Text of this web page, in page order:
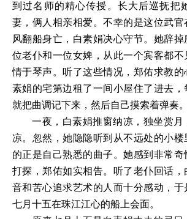
到过名师的精心传授。长大后巡抚把
妻，俩人相亲相爱。不幸的是这位武官
风翻船身亡，白素娟决心守节。她辞
位老仆和一位女婢，从此一个宾客都
情于琴声。听了这些情况，郑佑求教的
素娟的宅第边租了一间小屋住了进去
就把曲调记下来，然后自己摸索着弹奏。
一夜，白素娟推窗纳凉，独坐赏
凉。忽然，她隐隐听到从不远处的小
的正是自己熟悉的曲子。她感到非常
打探，郑佑如实相告。听了老仆回话
音和苦心追求艺术的人而十分感动，
七月十五在珠江江心的船上会面。